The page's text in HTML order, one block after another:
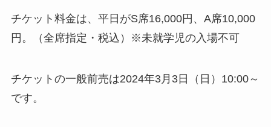
チケット料金は、平日がS席16,000円、A席10,000
円。（全席指定・税込）※未就学児の入場不可
チケットの一般前売は2024年3月3日（日）10:00～
です。